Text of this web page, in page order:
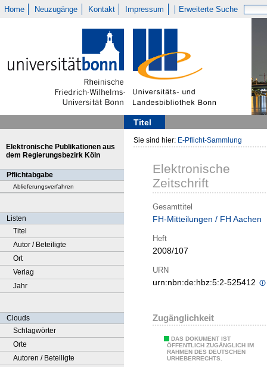
Home Neuzugänge Kontakt Impressum Erweiterte Suche
Titel
Elektronische Publikationen aus
dem Regierungsbezirk Köln
Pflichtabgabe
Ablieferungsverfahren
Listen
Titel
Autor / Beteiligte
Ort
Verlag
Jahr
Clouds
Schlagwörter
Orte
Autoren / Beteiligte
Sie sind hier: E-Pflicht-Sammlung
Elektronische
Zeitschrift
Gesamttitel
FH-Mitteilungen / FH Aachen
Heft
2008/107
URN
urn:nbn:de:hbz:5:2-525412
Zugänglichkeit
DAS DOKUMENT IST
ÖFFENTLICH ZUGÄNGLICH IM
RAHMEN DES DEUTSCHEN
URHEBERRECHTS.